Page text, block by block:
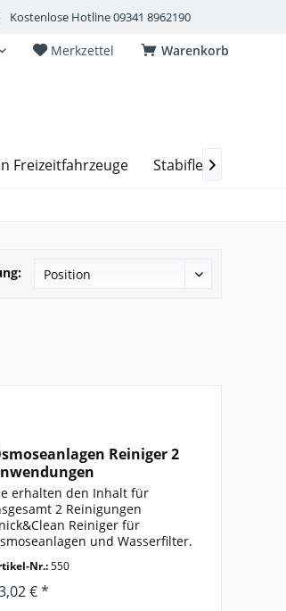
Kostenlose Hotline 09341 8962190
Warenkorb
Merkzettel
Freizeitfahrzeuge Stabiflex
Reiniger 2
erhalten den Inhalt für
2 Reinigungen
Reiniger für
und Wasserfilter.
(mit
in dem
Nr.:550
€ *